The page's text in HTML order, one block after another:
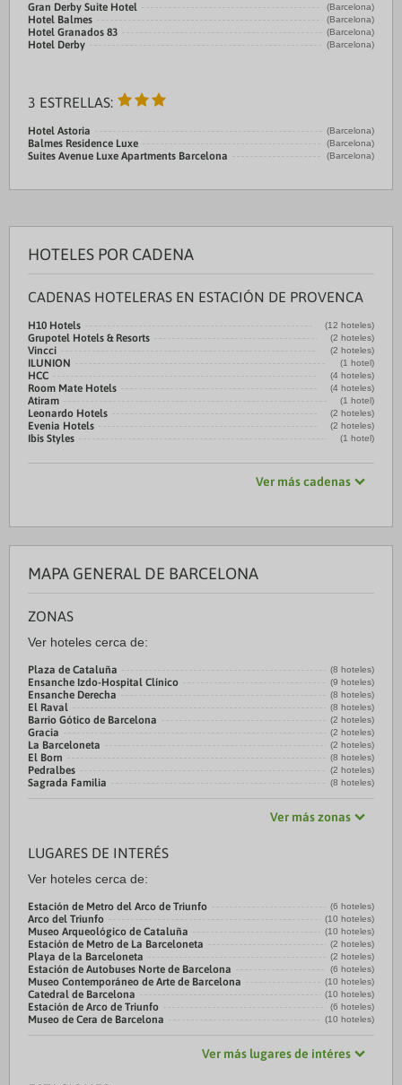
Gran Derby Suite Hotel (Barcelona)
Hotel Balmes (Barcelona)
Hotel Granados 83 (Barcelona)
Hotel Derby (Barcelona)
3 ESTRELLAS:
Hotel Astoria (Barcelona)
Balmes Residence Luxe (Barcelona)
Suites Avenue Luxe Apartments Barcelona (Barcelona)
HOTELES POR CADENA
CADENAS HOTELERAS EN ESTACIÓN DE PROVENCA
H10 Hotels (12 hoteles)
Grupotel Hotels & Resorts (2 hoteles)
Vincci (2 hoteles)
ILUNION (1 hotel)
HCC (4 hoteles)
Room Mate Hotels (4 hoteles)
Atiram (1 hotel)
Leonardo Hotels (2 hoteles)
Evenia Hotels (2 hoteles)
Ibis Styles (1 hotel)
Ver más cadenas
MAPA GENERAL DE BARCELONA
ZONAS
Ver hoteles cerca de:
Plaza de Cataluña (8 hoteles)
Ensanche Izdo-Hospital Clínico (9 hoteles)
Ensanche Derecha (8 hoteles)
El Raval (8 hoteles)
Barrio Gótico de Barcelona (2 hoteles)
Gracia (2 hoteles)
La Barceloneta (2 hoteles)
El Born (8 hoteles)
Pedralbes (2 hoteles)
Sagrada Familia (8 hoteles)
Ver más zonas
LUGARES DE INTERÉS
Ver hoteles cerca de:
Estación de Metro del Arco de Triunfo (6 hoteles)
Arco del Triunfo (10 hoteles)
Museo Arqueológico de Cataluña (10 hoteles)
Estación de Metro de La Barceloneta (2 hoteles)
Playa de la Barceloneta (2 hoteles)
Estación de Autobuses Norte de Barcelona (6 hoteles)
Museo Contemporáneo de Arte de Barcelona (10 hoteles)
Catedral de Barcelona (10 hoteles)
Estación de Arco de Triunfo (6 hoteles)
Museo de Cera de Barcelona (10 hoteles)
Ver más lugares de intéres